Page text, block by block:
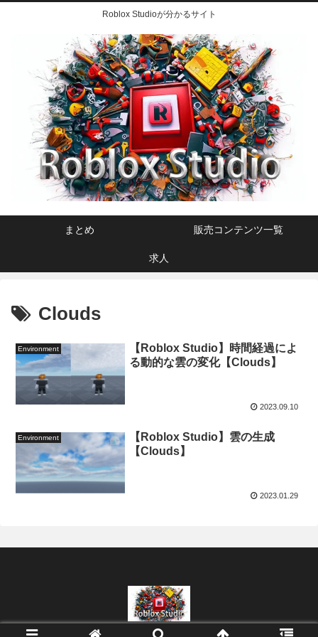
Roblox Studioが分かるサイト
まとめ 販売コンテンツ一覧
求人
Clouds
Environment
【Roblox Studio】時間経過によ
る動的な雲の変化【Clouds】
2023.09.10
Environment
【Roblox Studio】雲の生成
【Clouds】
2023.01.29